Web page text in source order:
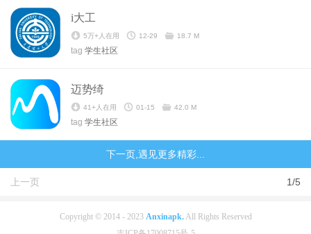
i大工
5万+人在用 12-29 18.7 M
tag 学生社区
迈势绮
41+人在用 01-15 42.0 M
tag 学生社区
下一页,遇见更多精彩...
1/5
上一页
Copyright © 2014 - 2023 Anxinapk.All Rights Reserved